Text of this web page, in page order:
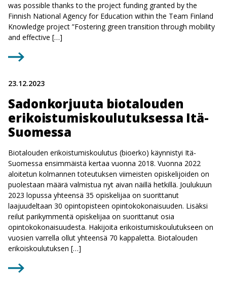
was possible thanks to the project funding granted by the
Finnish National Agency for Education within the Team Finland
Knowledge project ”Fostering green transition through mobility
and effective […]
23.12.2023
Sadonkorjuuta biotalouden
erikoistumiskoulutuksessa Itä-
Suomessa
Biotalouden erikoistumiskoulutus (bioerko) käynnistyi Itä-
Suomessa ensimmäistä kertaa vuonna 2018. Vuonna 2022
aloitetun kolmannen toteutuksen viimeisten opiskelijoiden on
puolestaan määrä valmistua nyt aivan näillä hetkillä. Joulukuun
2023 lopussa yhteensä 35 opiskelijaa on suorittanut
laajuudeltaan 30 opintopisteen opintokokonaisuuden. Lisäksi
reilut parikymmentä opiskelijaa on suorittanut osia
opintokokonaisuudesta. Hakijoita erikoistumiskoulutukseen on
vuosien varrella ollut yhteensä 70 kappaletta. Biotalouden
erikoiskoulutuksen […]